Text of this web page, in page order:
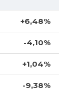
+6,48%
-4,10%
+1,04%
-9,38%